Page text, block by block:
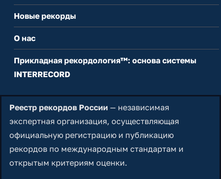
Новые рекорды
О нас
Прикладная рекордология™: основа системы
INTERRECORD
Реестр рекордов России — независимая
экспертная организация, осуществляющая
официальную регистрацию и публикацию
рекордов по международным стандартам и
открытым критериям оценки.